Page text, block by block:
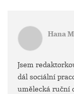
Hana
Jsem
dál sociální
umělecká ruční